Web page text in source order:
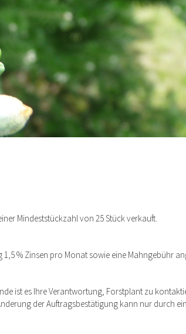
Mindeststückzahl von 25 Stück verkauft.
% Zinsen pro Monat sowie eine Mahngebühr
ist es Ihre Verantwortung, Forstplant zu
der Auftragsbestätigung kann nur durch